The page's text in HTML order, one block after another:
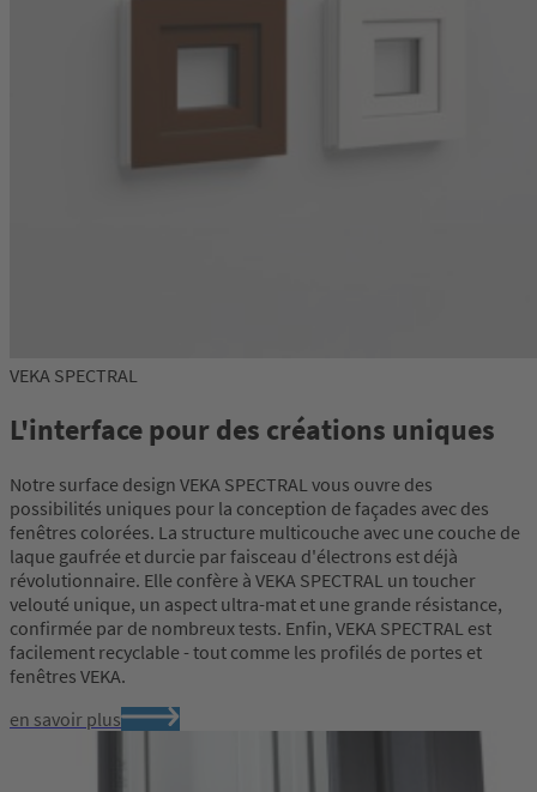
VEKA SPECTRAL
L'interface pour des créations uniques
Notre surface design VEKA SPECTRAL vous ouvre des
possibilités uniques pour la conception de façades avec des
fenêtres colorées. La structure multicouche avec une couche de
laque gaufrée et durcie par faisceau d'électrons est déjà
révolutionnaire. Elle confère à VEKA SPECTRAL un toucher
velouté unique, un aspect ultra-mat et une grande résistance,
confirmée par de nombreux tests. Enfin, VEKA SPECTRAL est
facilement recyclable - tout comme les profilés de portes et
fenêtres VEKA.
en savoir plus